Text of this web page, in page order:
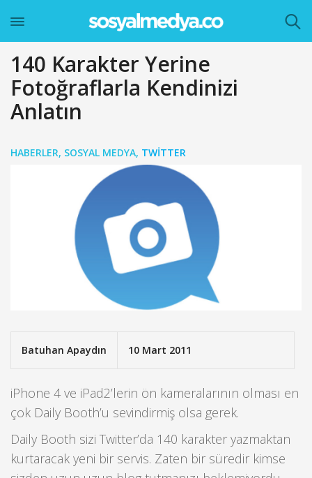
140 Karakter Yerine
Fotoğraflarla Kendinizi
Anlatın
HABERLER, SOSYAL MEDYA, TWITTER
Batuhan Apaydın 10 Mart 2011
iPhone 4 ve iPad2’lerin ön kameralarının olması en
çok Daily Booth’u sevindirmiş olsa gerek.
Daily Booth sizi Twitter’da 140 karakter yazmaktan
kurtaracak yeni bir servis. Zaten bir süredir kimse